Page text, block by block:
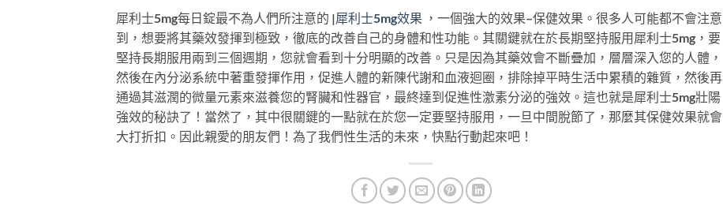
犀利士5mg每日錠最不為人們所注意的 |犀利士5mg效果 ，一個強大的效果–保健效果。很多人可能都不會注意
到，想要將其藥效發揮到極致，徹底的改善自己的身體和性功能。其關鍵就在於長期堅持服用犀利士5mg，要
堅持長期服用兩到三個週期，您就會看到十分明顯的改善。只是因為其藥效會不斷疊加，層層深入您的人體，
然後在內分泌系統中著重發揮作用，促進人體的新陳代謝和血液迴圈，排除掉平時生活中累積的雜質，然後再
通過其滋潤的微量元素來滋養您的腎臟和性器官，最終達到促進性激素分泌的強效。這也就是犀利士5mg壯陽
強效的秘訣了！當然了，其中很關鍵的一點就在於您一定要堅持服用，一旦中間脫節了，那麼其保健效果就會
大打折扣。因此親愛的朋友們！為了我們性生活的未來，快點行動起來吧！